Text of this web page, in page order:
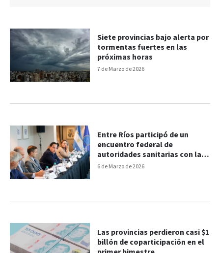
7 de Marzo de 2026
Siete provincias bajo alerta por
tormentas fuertes en las
próximas horas
6 de Marzo de 2026
Entre Ríos participó de un
encuentro federal de
autoridades sanitarias con la
OPS
Las provincias perdieron casi $1
billón de coparticipación en el